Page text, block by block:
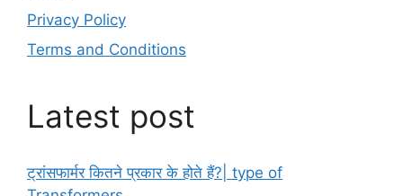
Privacy Policy
Terms and Conditions
Latest post
ट्रांसफार्मर कितने प्रकार के होते हैं?| type of